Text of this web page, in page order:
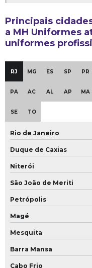
Uniforme operacional brim
Uniforme operacional
Uniforme para hotelaria
Uniforme para limpeza
Uniforme para limpeza
Uniforme social feminino
Uniforme social feminino
Uniforme social para empresa
Uniforme social para
Uniforme social personalizado
Uniforme vestido copeira
Uniformes profissionais
Uniformes pronta entrega
Principais
a MH Uniformes
uniformes
RJ MG ES SP PR
PA AC AL AP MA
SE TO
Rio de Janeiro
Duque de Caxias
Niterói
São João de Meriti
Petrópolis
Magé
Mesquita
Barra Mansa
Cabo Frio